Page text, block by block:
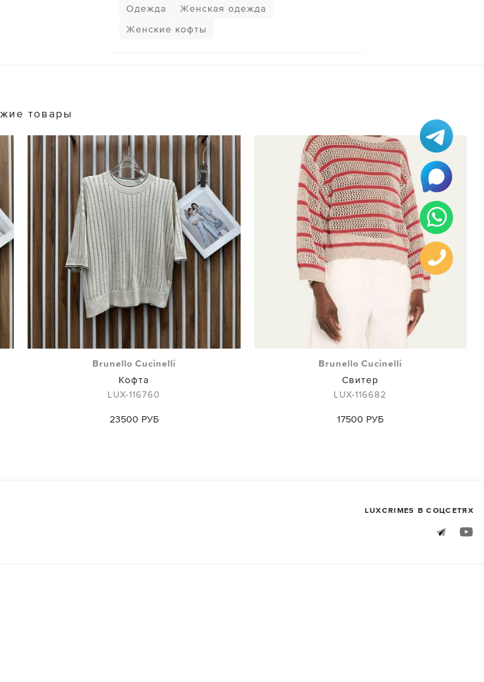
Одежда
Женская одежда
Женские кофты
товары
Brunello Cucinelli
Кофта
LUX-116760
23500 РУБ
Brunello Cucinelli
Свитер
LUX-116682
17500 РУБ
LUXСRIMES В СОЦСЕТЯХ